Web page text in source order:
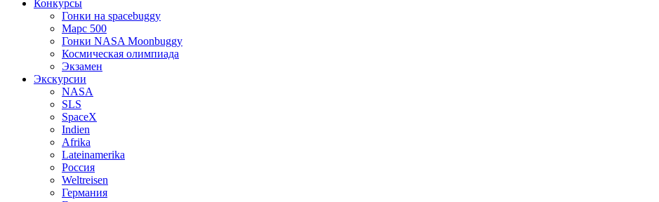
Конкурсы
Гонки на spacebuggy
Марс 500
Гонки NASA Moonbuggy
Космическая олимпиада
Экзамен
Экскурсии
NASA
SLS
SpaceX
Indien
Afrika
Lateinamerika
Россия
Weltreisen
Германия